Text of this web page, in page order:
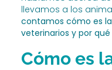
llevamos a los
contamos cómo es
veterinarios y por
Cómo es